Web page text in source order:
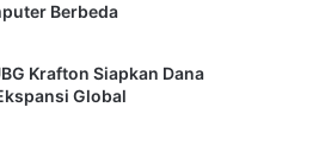
Berbeda
Krafton Siapkan Dana
Global